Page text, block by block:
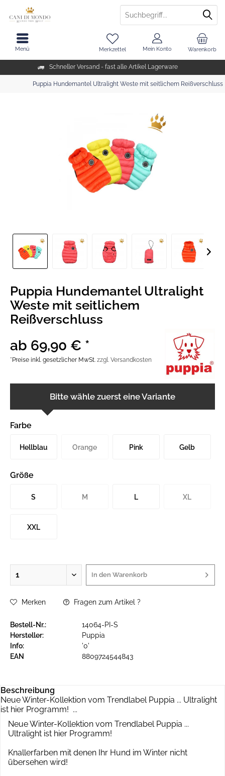
Schneller Versand - fast alle Artikel Lagerware
Warenkorb
Merkzettel Mein Konto
Menü
Puppia Hundemantel Ultralight Weste mit seitlichem Reißverschluss
Puppia Hundemantel Ultralight
Weste mit seitlichem
Reißverschluss
ab 69,90 € *
*Preise inkl. gesetzlicher MwSt. zzgl. Versandkosten
Bitte wähle zuerst eine Variante
Farbe
Hellblau Orange Pink Gelb
Größe
S M L XL
XXL
In den Warenkorb
Merken Fragen zum Artikel ?
Bestell-Nr.:
14064-PI-S
Hersteller:
Puppia
Info:
'0'
EAN
8809724544843
Beschreibung
Neue Winter-Kollektion vom Trendlabel Puppia ... Ultralight
ist hier Programm! ...
Neue Winter-Kollektion vom Trendlabel Puppia ...
Ultralight ist hier Programm!
Knallerfarben mit denen Ihr Hund im Winter nicht
übersehen wird!